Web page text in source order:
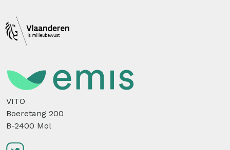
VITO
Boeretang 200
B-2400 Mol